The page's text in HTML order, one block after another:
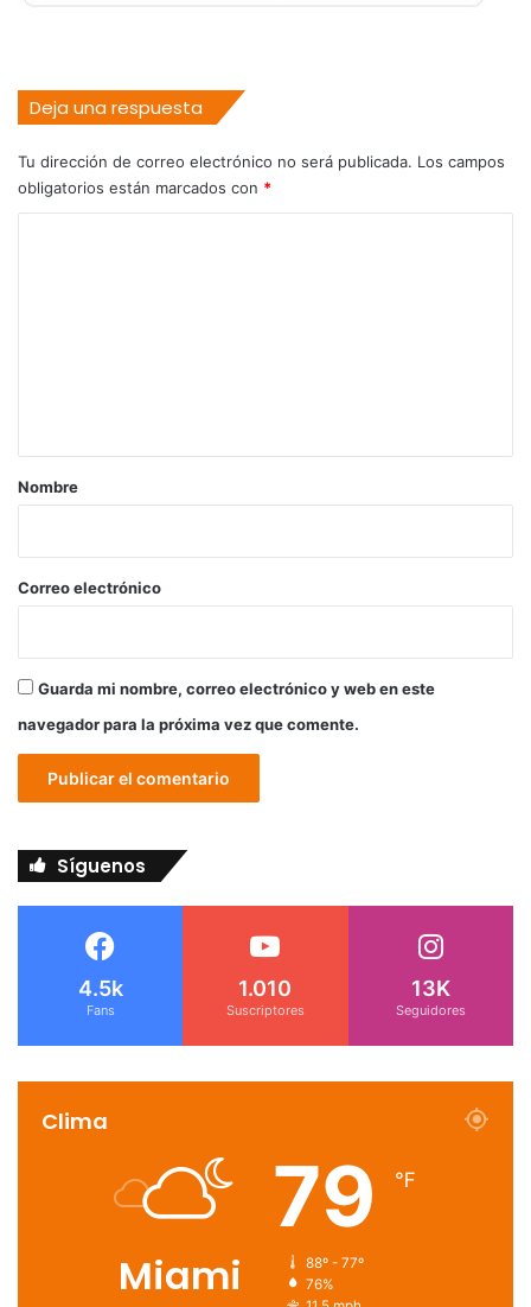
Deja una respuesta
Tu dirección de correo electrónico no será publicada. Los campos
obligatorios están marcados con *
r
*
Nombre
Correo electrónico
Guarda mi nombre, correo electrónico y web en este
navegador para la próxima vez que comente.
Síguenos
4.5k
Fans
1.010
Suscriptores
13K
Seguidores
Clima
Miami
79 ℉
88º - 77º
76%